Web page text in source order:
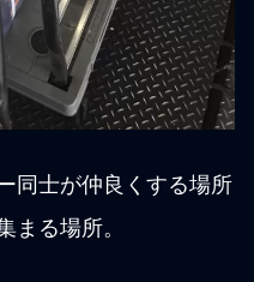
同士が仲良くする場所
まる場所。